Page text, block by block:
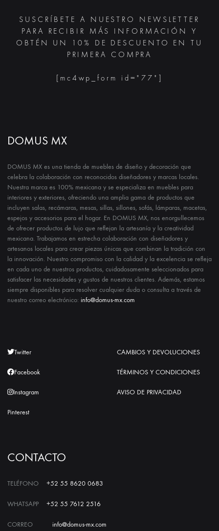
SUSCRÍBETE A NUESTRO NEWSLETTER
PARA RECIBIR MÁS INFORMACIÓN Y
OBTÉN UN 10% DE DESCUENTO EN TU
PRIMERA COMPRA
[mc4wp_form id="77"]
DOMUS MX
DOMUS MX es una tienda de muebles de diseño y decoración que
celebra la colaboración con reconocidos diseñadores y marcas locales.
Nuestra marca es 100% mexicana y se especializa en muebles para
interiores y exteriores, ofreciendo una amplia gama de productos que
incluyen salas, recámaras, mesas, sillas, sillones, sofás, lámparas, macetas,
espejos y accesorios para el hogar. En DOMUS MX, nos enorgullecemos
de ofrecer productos de lujo que reflejan la artesanía y la creatividad
mexicana. Trabajamos en estrecha colaboración con diseñadores y
artesanos locales para crear piezas únicas que combinan la tradición con
la innovación. Nuestro compromiso con la calidad y la excelencia se refleja
en cada uno de nuestros productos, cuidadosamente seleccionados para
satisfacer las necesidades y gustos de nuestros clientes. Además, estamos
siempre disponibles para resolver cualquier duda o consulta a través de
nuestro correo electrónico: info@domus-mx.com
Twitter
Facebook
Instagram
Pinterest
CAMBIOS Y DEVOLUCIONES
TÉRMINOS Y CONDICIONES
AVISO DE PRIVACIDAD
CONTACTO
TELÉFONO +52 55 8620 0683
WHATSAPP +52 55 7612 2516
CORREO info@domus-mx.com